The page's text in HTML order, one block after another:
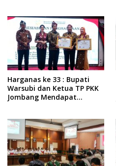
Harganas ke 33 : Bupati
Warsubi dan Ketua TP PKK
Jombang Mendapat